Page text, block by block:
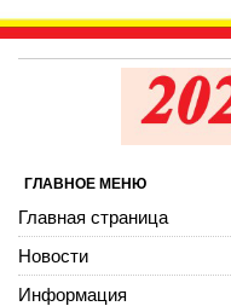
ГЛАВНОЕ МЕНЮ
Главная страница
Новости
Информация